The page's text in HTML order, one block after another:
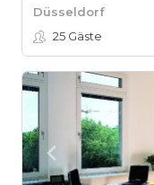
Düsseldorf
25 Gäste